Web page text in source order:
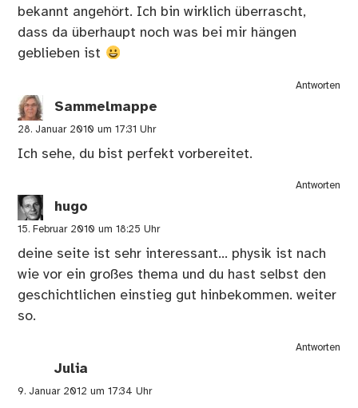
bekannt angehört. Ich bin wirklich überrascht,
dass da überhaupt noch was bei mir hängen
geblieben ist
Antworten
Sammelmappe
28. Januar 2010 um 17:31 Uhr
Ich sehe, du bist perfekt vorbereitet.
Antworten
hugo
15. Februar 2010 um 18:25 Uhr
deine seite ist sehr interessant… physik ist nach
wie vor ein großes thema und du hast selbst den
geschichtlichen einstieg gut hinbekommen. weiter
so.
Antworten
Julia
9. Januar 2012 um 17:34 Uhr